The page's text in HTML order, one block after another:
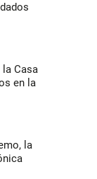
la Casa
en la
la